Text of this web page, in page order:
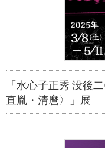
「水心子正秀 没後
直胤・清麿〉」展